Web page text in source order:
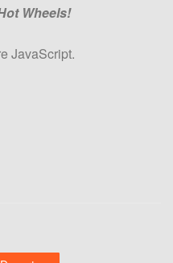
Wheels!
JavaScript.